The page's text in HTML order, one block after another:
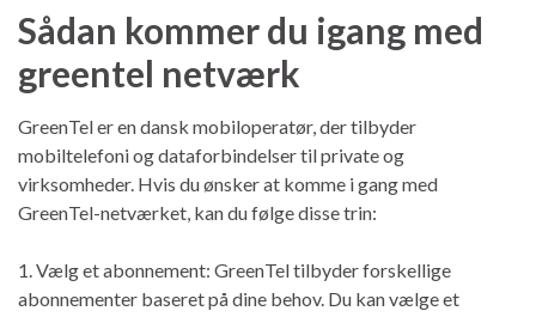
Sådan kommer du igang med
greentel netværk
GreenTel er en dansk mobiloperatør, der tilbyder
mobiltelefoni og dataforbindelser til private og
virksomheder. Hvis du ønsker at komme i gang med
GreenTel-netværket, kan du følge disse trin:
1. Vælg et abonnement: GreenTel tilbyder forskellige
abonnementer baseret på dine behov. Du kan vælge et